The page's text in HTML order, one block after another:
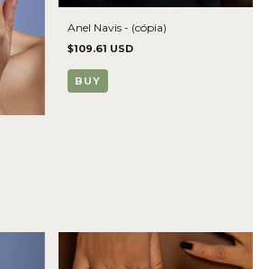
Anel Navis - (cópia)
$109.61 USD
BUY